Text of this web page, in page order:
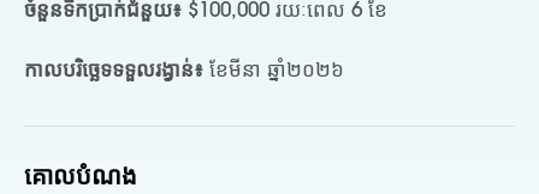
ចំនួនទឹកប្រាក់ជំនួយ៖ $100,000 រយៈពេល 6 ខែ
កាលបរិច្ឆេទទទួលរង្វាន់៖ ខែមីនា ឆ្នាំ២០២៦
គោលបំណង